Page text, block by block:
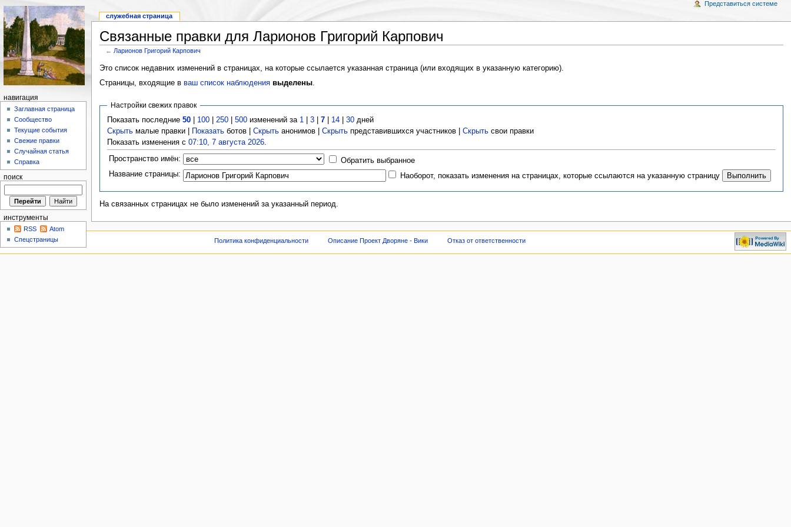
Связанные правки для Ларионов Григорий Карпович
← Ларионов Григорий Карпович
Это список недавних изменений в страницах, на которые ссылается указанная страница (или входящих в указанную категорию).
Страницы, входящие в ваш список наблюдения выделены.
Настройки свежих правок
Показать последние50 100 |250 |500 изменений за 1 |3 |7 14 |30 дней
Скрыть малые правки | Показать ботов |Скрыть анонимов |Скрыть представившихся участников |Скрыть свои правки
Показать изменения с07:10, 7 августа 2026.
Пространство имён:
Обратить выбранное
Название страницы:
Наоборот, показать изменения на страницах, которые ссылаются на указанную страницу
На связанных страницах не было изменений за указанный период.
служебная страница
Представиться системе
навигация
Заглавная страница
Сообщество
Текущие события
Свежие правки
Случайная статья
Справка
поиск
инструменты
RSS
Atom
Спецстраницы
Политика конфиденциальности Описание Проект Дворяне - Вики Отказ от ответственности